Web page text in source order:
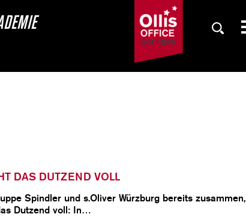
SAISON
DAS DUTZEND VOLL
Spindler und s.Oliver Würzburg bereits zusammen,
Dutzend voll: In…